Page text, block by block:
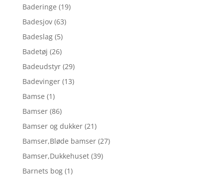
Baderinge (19)
Badesjov (63)
Badeslag (5)
Badetøj (26)
Badeudstyr (29)
Badevinger (13)
Bamse (1)
Bamser (86)
Bamser og dukker (21)
Bamser,Bløde bamser (27)
Bamser,Dukkehuset (39)
Barnets bog (1)